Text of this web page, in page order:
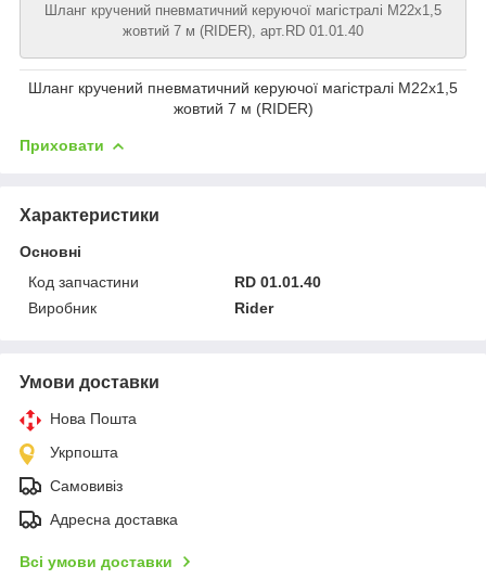
Шланг кручений пневматичний керуючої магістралі М22х1,5
жовтий 7 м (RIDER), арт.RD 01.01.40
Шланг кручений пневматичний керуючої магістралі М22х1,5
жовтий 7 м (RIDER)
Приховати
Характеристики
Основні
Код запчастини
RD 01.01.40
Виробник
Rider
Умови доставки
Нова Пошта
Укрпошта
Самовивіз
Адресна доставка
Всі умови доставки